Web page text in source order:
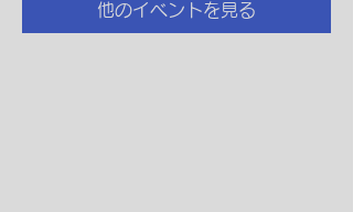
他のイベントを見る